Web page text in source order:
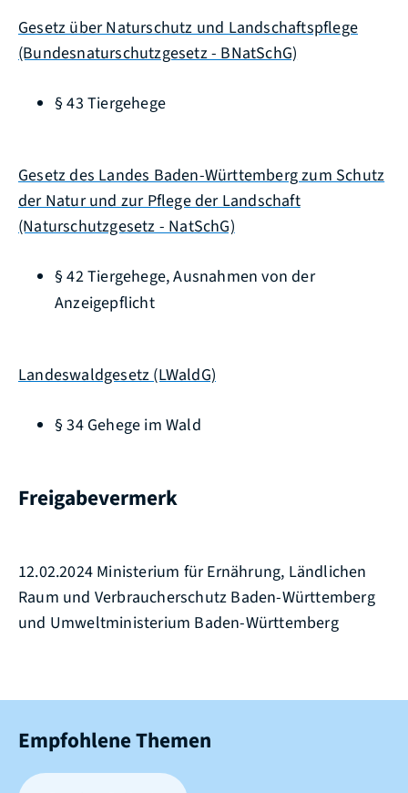
Gesetz über Naturschutz und Landschaftspflege
(Bundesnaturschutzgesetz - BNatSchG)
§ 43 Tiergehege
Gesetz des Landes Baden-Württemberg zum Schutz
der Natur und zur Pflege der Landschaft
(Naturschutzgesetz - NatSchG)
§ 42Tiergehege, Ausnahmen von der
Anzeigepflicht
Landeswaldgesetz (LWaldG)
§ 34 Gehege im Wald
Freigabevermerk
12.02.2024 Ministerium für Ernährung, Ländlichen
Raum und Verbraucherschutz Baden-Württemberg
und Umweltministerium Baden-Württemberg
Empfohlene Themen